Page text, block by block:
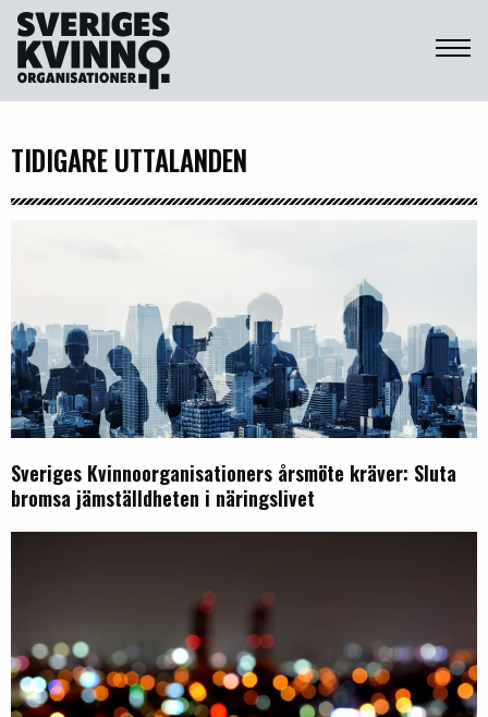
Sveriges Kvinnoorganisationer
TIDIGARE UTTALANDEN
Sveriges Kvinnoorganisationers årsmöte kräver: Sluta
bromsa jämställdheten i näringslivet